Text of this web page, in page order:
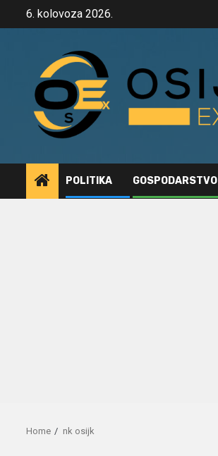
6. kolovoza 2026.
POLITIKA GOSPODARSTVO
Home nk osijk